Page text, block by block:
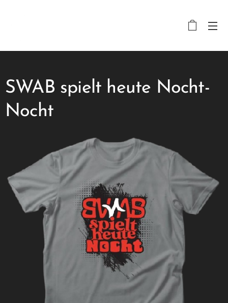
SWAB spielt heute Nocht-
Nocht